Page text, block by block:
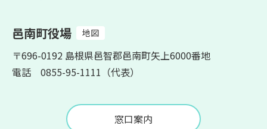
邑南町役場 地図
〒696-0192 島根県邑智郡邑南町矢上6000番地
電話 0855-95-1111（代表）
窓口案内